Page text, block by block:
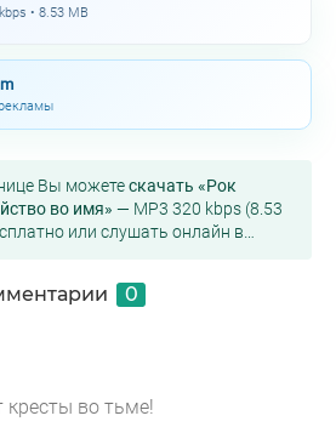
• 8.53 MB
Вы можетескачать «Рок
во имя» — MP3 320 kbps (8.53
или слушать онлайн в
0
во тьме!